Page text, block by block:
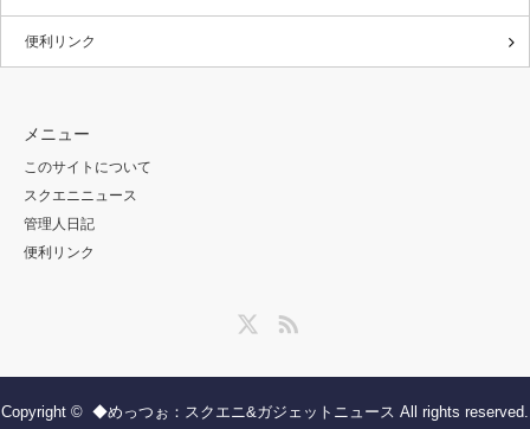
便利リンク
メニュー
このサイトについて
スクエニニュース
管理人日記
便利リンク
Copyright © ◆めっつぉ：スクエニ&ガジェットニュース All rights reserved.